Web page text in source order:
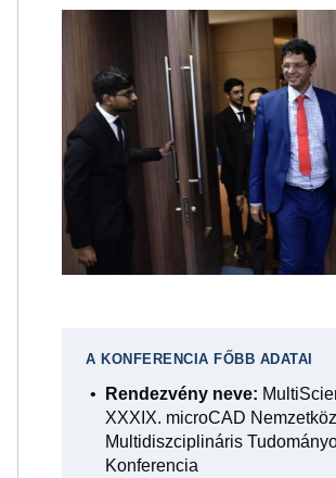
A KONFERENCIA FŐBB ADATAI
Rendezvény neve:
XXXIX. microCAD
Multidiszciplináris
Konferencia